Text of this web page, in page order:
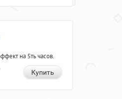
на 5ть часов.
Купить